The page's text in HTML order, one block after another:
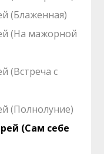
(Блаженная)
(На мажорной
(Встреча с
(Полнолуние)
(Сам себе